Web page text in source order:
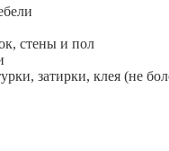
стены и пол
затирки, клея (не